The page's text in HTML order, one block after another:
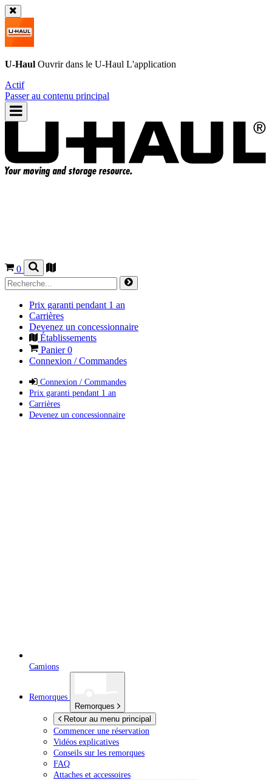
U-Haul Ouvrir dans le U-Haul L'application
Actif
Passer au contenu principal
0
Prix garanti pendant 1 an
Carrières
Devenez un concessionnaire
Établissements
Panier0
Connexion / Commandes
Connexion / Commandes
Prix garanti pendant 1 an
Carrières
Devenez un concessionnaire
Camions
Remorques
Remorques
Retour au menu principal
Commencer une réservation
Vidéos explicatives
Conseils sur les remorques
FAQ
Attaches et accessoires